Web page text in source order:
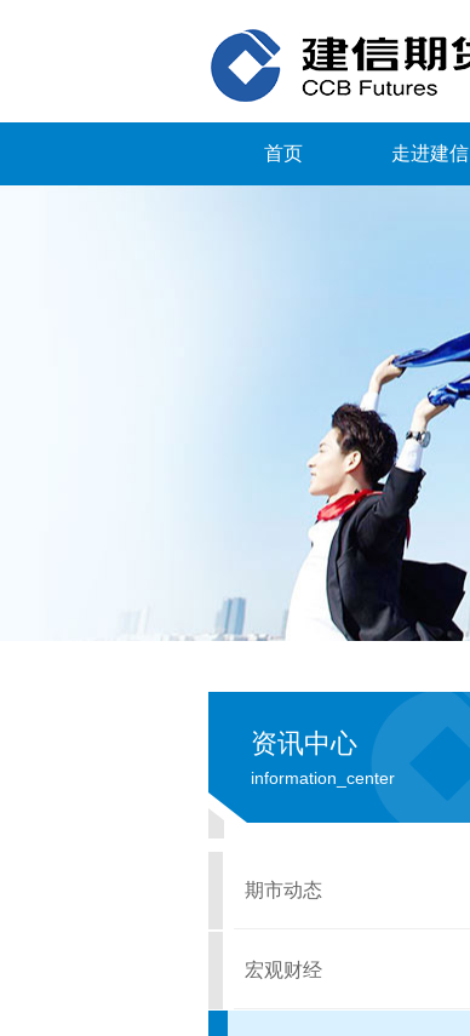
首页 走进建信
资讯中心
information_center
期市动态
宏观财经